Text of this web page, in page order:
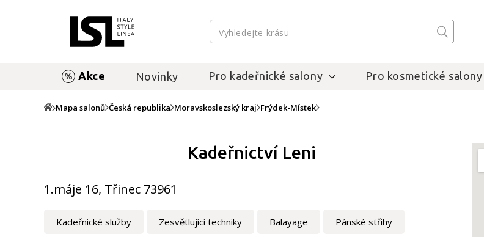
Akce Novinky Pro kadeřnické salony Pro kosmetické salony
Mapa salonů Česká republika Moravskoslezský kraj Frýdek-Místek
Kadeřnictví Leni
1.máje 16, Třinec 73961
Kadeřnické služby Zesvětlující techniky Balayage Pánské střihy